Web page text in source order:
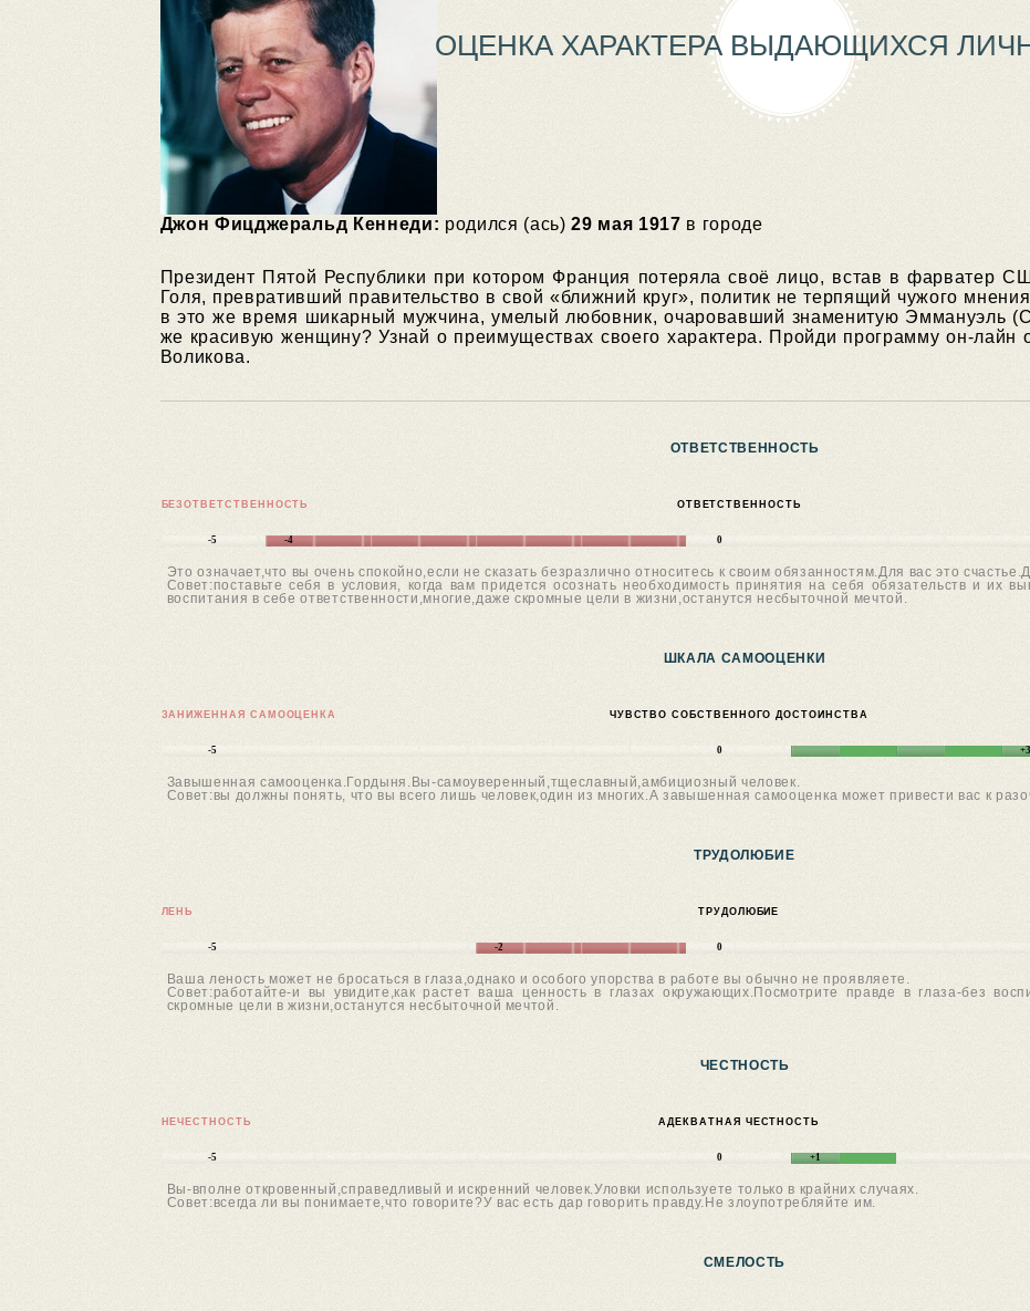
ОЦЕНКА ХАРАКТЕРА ВЫДАЮЩИХСЯ
Джон Фицджеральд Кеннеди: родился (ась)29 мая 1917 в городе
Президент Пятой Республики при котором Франция потеряла своё лицо, встав в фарватер
Голя, превративший правительство в свой «ближний круг», политик не терпящий чужого
в это же время шикарный мужчина, умелый любовник, очаровавший знаменитую Эммануэль
же красивую женщину? Узнай о преимуществах своего характера. Пройди программу он-лайн
Воликова.
ОТВЕТСТВЕННОСТЬ
БЕЗОТВЕТСТВЕННОСТЬ ОТВЕТСТВЕННОСТЬ
-5 -4 0
Это означает,что вы очень спокойно,если не сказать безразлично относитесь к своим обязанностям.Для вас это
Совет:поставьте себя в условия, когда вам придется осознать необходимость принятия на себя обязательств и их
воспитания в себе ответственности,многие,даже скромные цели в жизни,останутся несбыточной мечтой.
ШКАЛА САМООЦЕНКИ
ЗАНИЖЕННАЯ САМООЦЕНКА ЧУВСТВО СОБСТВЕННОГО ДОСТОИНСТВА
-5 0 +3
Завышенная самооценка.Гордыня.Вы-самоуверенный,тщеславный,амбициозный человек.
Совет:вы должны понять, что вы всего лишь человек,один из многих.А завышенная самооценка может привести вас к
ТРУДОЛЮБИЕ
ЛЕНЬ ТРУДОЛЮБИЕ
-5 -2 0
Ваша леность может не бросаться в глаза,однако и особого упорства в работе вы обычно не проявляете.
Совет:работайте-и вы увидите,как растет ваша ценность в глазах окружающих.Посмотрите правде в глаза-без
скромные цели в жизни,останутся несбыточной мечтой.
ЧЕСТНОСТЬ
НЕЧЕСТНОСТЬ АДЕКВАТНАЯ ЧЕСТНОСТЬ
-5 0 +1
Вы-вполне откровенный,справедливый и искренний человек.Уловки используете только в крайних случаях.
Совет:всегда ли вы понимаете,что говорите?У вас есть дар говорить правду.Не злоупотребляйте им.
СМЕЛОСТЬ